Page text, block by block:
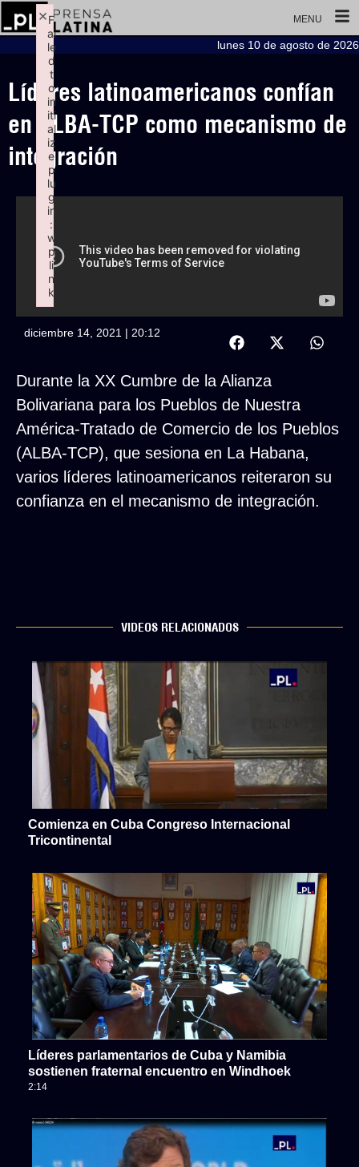
MENU
lunes 10 de agosto de 2026
Líderes latinoamericanos confían
en ALBA-TCP como mecanismo de
integración
diciembre 14, 2021 | 20:12
Durante la XX Cumbre de la Alianza
Bolivariana para los Pueblos de Nuestra
América-Tratado de Comercio de los Pueblos
(ALBA-TCP), que sesiona en La Habana,
varios líderes latinoamericanos reiteraron su
confianza en el mecanismo de integración.
VIDEOS RELACIONADOS
Comienza en Cuba Congreso Internacional
Tricontinental
Líderes parlamentarios de Cuba y Namibia
sostienen fraternal encuentro en Windhoek
2:14
F
ai
le
d
t
o
in
iti
al
iz
e
p
lu
g
in
:
w
p
li
n
k
×
Failed to initialize plugin: wplink